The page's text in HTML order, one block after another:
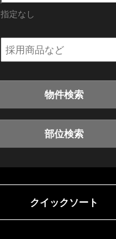
指定なし
物件検索
部位検索
クイックソート